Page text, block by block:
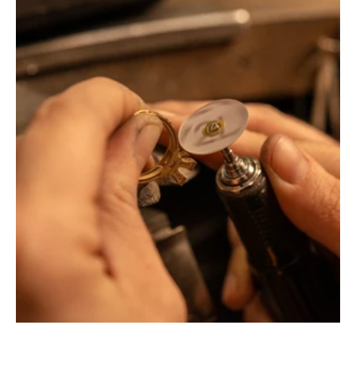
Montbrison, Lyon, Paris
Philippe & mathieu tournaire
Créateurs joailliers, révolutionnent les codes de la
joaillerie traditionnelle en y apportant des formes et des
couleurs hors du commun. Au delà des modes, la
Maison Tournaire a forgé son style de caractère et
d'élévation en puisant dans ses voyages ainsi que ses
différentes rencontres.
La Maison Tournaire qui a ouvert ses portes en 1984 à
Montbrison, en France, propose aujourd'hui ces bijoux